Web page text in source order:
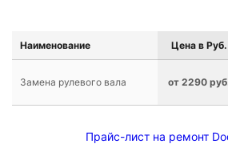
Наименование Цена в Руб.
Замена рулевого вала от 2290
Прайс-лист на ремонт